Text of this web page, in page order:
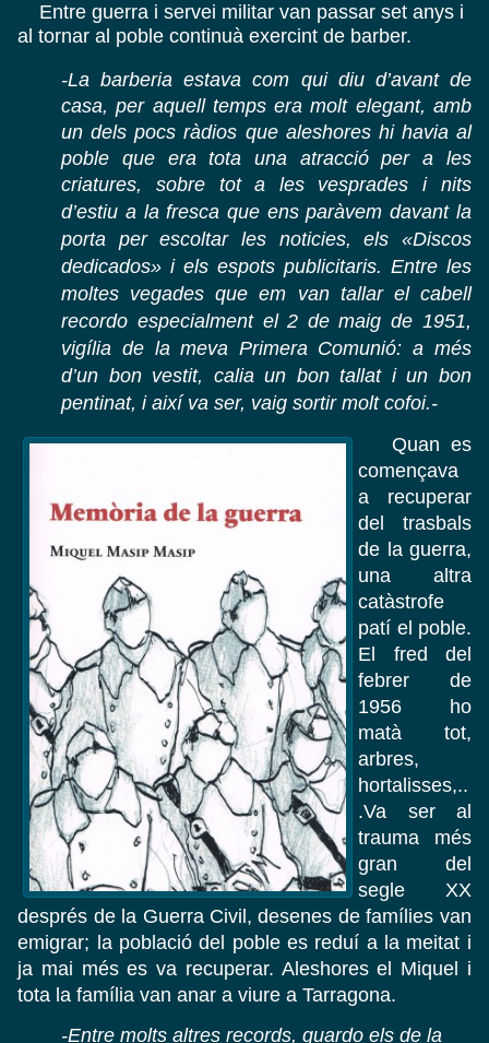
Entre guerra i servei militar van passar set anys i
al tornar al poble continuà exercint de barber.
-La barberia estava com qui diu d’avant de
casa, per aquell temps era molt elegant, amb
un dels pocs ràdios que aleshores hi havia al
poble que era tota una atracció per a les
criatures, sobre tot a les vespradesi nits
d’estiu a la fresca que ens paràvem davant la
porta per escoltar les noticies, els «Discos
dedicados» i els espots publicitaris. Entre les
moltes vegades que em van tallar el cabell
recordo especialment el 2 de maig de 1951,
vigília de la meva Primera Comunió: a més
d’un bon vestit, calia un bon tallat i un bon
pentinat, i així va ser, vaig sortir molt cofoi.-
Quan es
començava
a recuperar
del trasbals
de la guerra,
una altra
catàstrofe
patí el poble.
El fred del
febrer de
1956 ho
matà tot,
arbres,
hortalisses,..
.Va ser al
trauma més
gran del
segle XX
després de la Guerra Civil, desenes de famílies van
emigrar; la població del poble es reduí a la meitat i
ja mai més es va recuperar. Aleshores el Miquel i
tota la família van anar a viure a Tarragona.
-Entre molts altres records, guardo els de la